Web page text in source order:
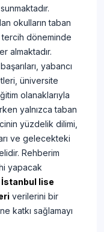
okulların taban
tercih döneminde
almaktadır.
yabancı
üniversite
olanaklarıyla
yalnızca taban
yüzdelik dilimi,
ve gelecekteki
Rehberim
yapacak
İstanbul lise
verilerini bir
katkı sağlamayı